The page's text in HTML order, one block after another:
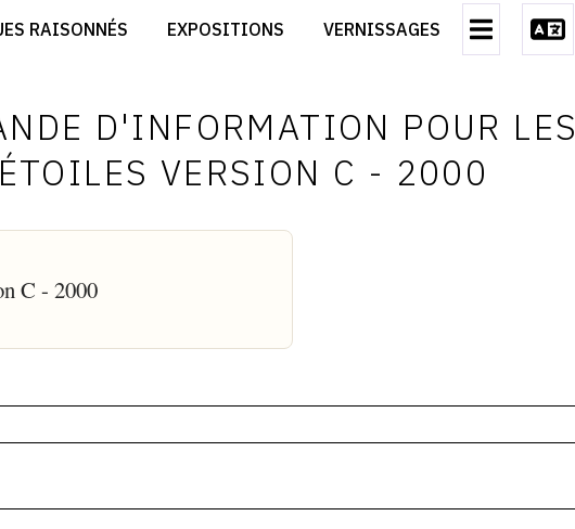
RAISONNÉS EXPOSITIONS VERNISSAGES
CRÉER SON CATALOGUE D'EXPO
DEVENIR CONTRIBUTEUR
CONTACT
CGU
D'INFORMATION POUR LES
ÉTOILES VERSION C - 2000
C - 2000